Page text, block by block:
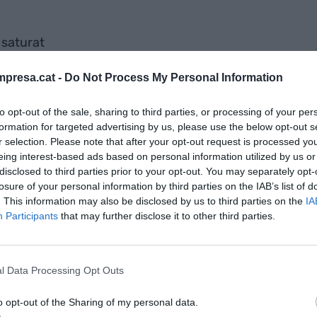
- Do Not Process My Personal Information
opt-out of the sale, sharing to third parties, or processing of your
for targeted advertising by us, please use the below opt-out
selection. Please note that after your opt-out request is processed
interest-based ads based on personal information utilized by us
to third parties prior to your opt-out. You may separately
of your personal information by third parties on the IAB’s list of
This information may also be disclosed by us to third parties on the
Participants that may further disclose it to other third parties.
Data Processing Opt Outs
opt-out of the Sharing of my personal data.
saturat
també. I això es nota. S’ofeguen prioritats, es
Quan no hi ha espai mental, es tendeix a
fre. I sostenir un equip des d’aquest lloc és
es mou, però a quin preu?
si res
ser només una represa. És una oportunitat per
a l’abril encara funciona al setembre. I,
en el teu entorn, en el teu equip i en tu